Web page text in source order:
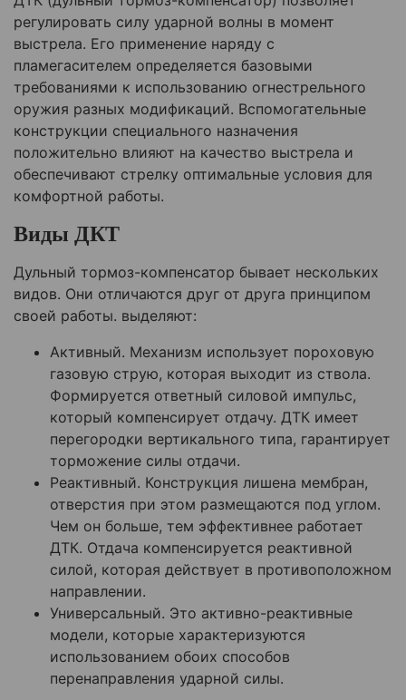
регулировать силу ударной волны в момент
выстрела. Его применение наряду с
пламегасителем определяется базовыми
требованиями к использованию огнестрельного
оружия разных модификаций. Вспомогательные
конструкции специального назначения
положительно влияют на качество выстрела и
обеспечивают стрелку оптимальные условия для
комфортной работы.
Виды ДКТ
Дульный тормоз-компенсатор бывает нескольких
видов. Они отличаются друг от друга принципом
своей работы. выделяют:
Активный. Механизм использует пороховую
газовую струю, которая выходит из ствола.
Формируется ответный силовой импульс,
который компенсирует отдачу. ДТК имеет
перегородки вертикального типа, гарантирует
торможение силы отдачи.
Реактивный. Конструкция лишена мембран,
отверстия при этом размещаются под углом.
Чем он больше, тем эффективнее работает
ДТК. Отдача компенсируется реактивной
силой, которая действует в противоположном
направлении.
Универсальный. Это активно-реактивные
модели, которые характеризуются
использованием обоих способов
перенаправления ударной силы.